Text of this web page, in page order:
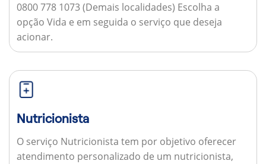
0800 778 1073 (Demais localidades) Escolha a
opção Vida e em seguida o serviço que deseja
acionar.
Nutricionista
O serviço Nutricionista tem por objetivo oferecer
atendimento personalizado de um nutricionista,